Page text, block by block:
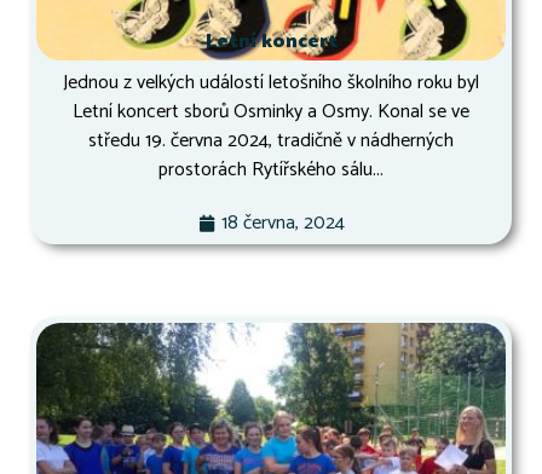
Letní koncert
Jednou z velkých událostí letošního školního roku byl
Letní koncert sborů Osminky a Osmy. Konal se ve
středu 19. června 2024, tradičně v nádherných
prostorách Rytířského sálu...
18 června, 2024